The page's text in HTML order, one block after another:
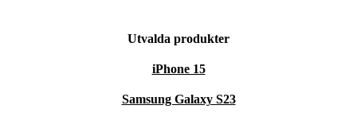
Utvalda produkter
iPhone 15
Samsung Galaxy S23